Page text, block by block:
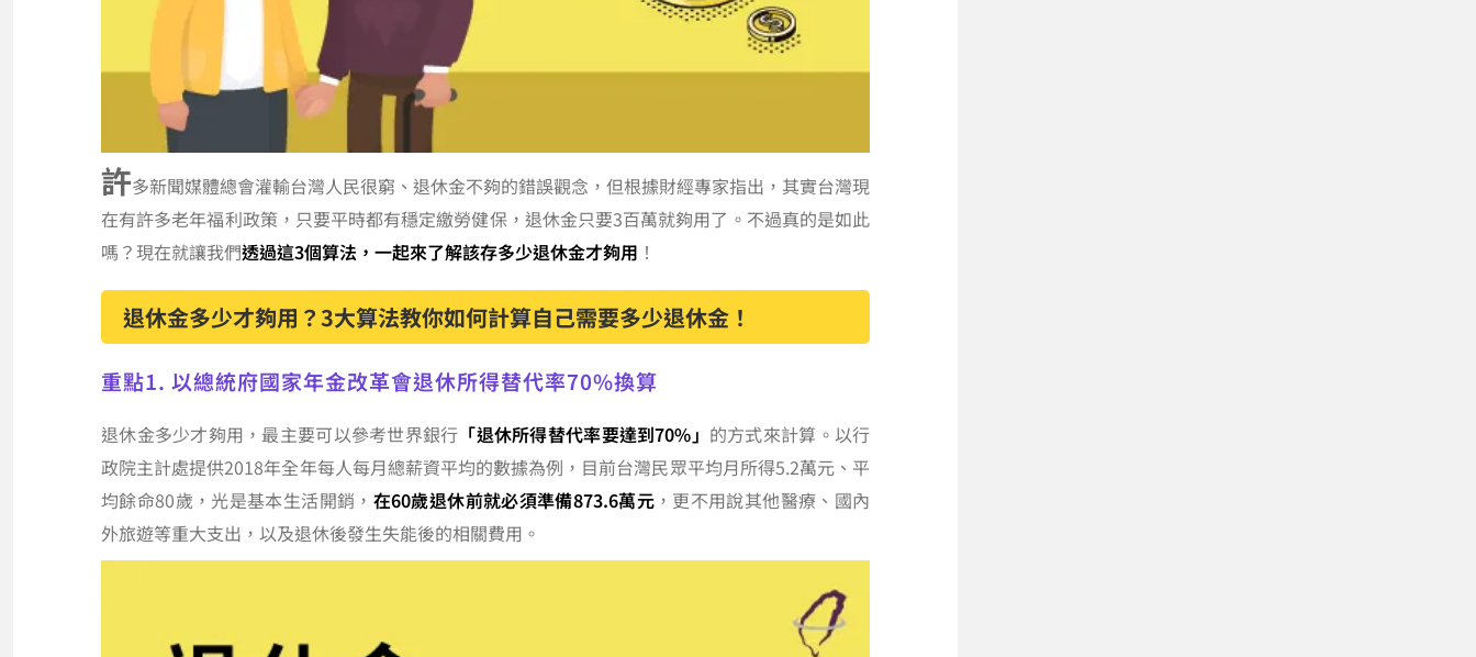
許多新聞媒體總會灌輸台灣人民很窮、退休金不夠的錯誤觀念，但根據財經專家指出，其實台灣現
在有許多老年福利政策，只要平時都有穩定繳勞健保，退休金只要3百萬就夠用了。不過真的是如此
嗎？現在就讓我們透過這3個算法，一起來了解該存多少退休金才夠用 ！
退休金多少才夠用？3大算法教你如何計算自己需要多少退休金！
重點1. 以總統府國家年金改革會退休所得替代率70%換算
退休金多少才夠用，最主要可以參考世界銀行 「退休所得替代率要達到70%」 的方式來計算。以行
政院主計處提供2018年全年每人每月總薪資平均的數據為例，目前台灣民眾平均月所得5.2萬元、平
均餘命80歲，光是基本生活開銷， 在60歲退休前就必須準備873.6萬元，更不用說其他醫療、國內
外旅遊等重大支出，以及退休後發生失能後的相關費用。